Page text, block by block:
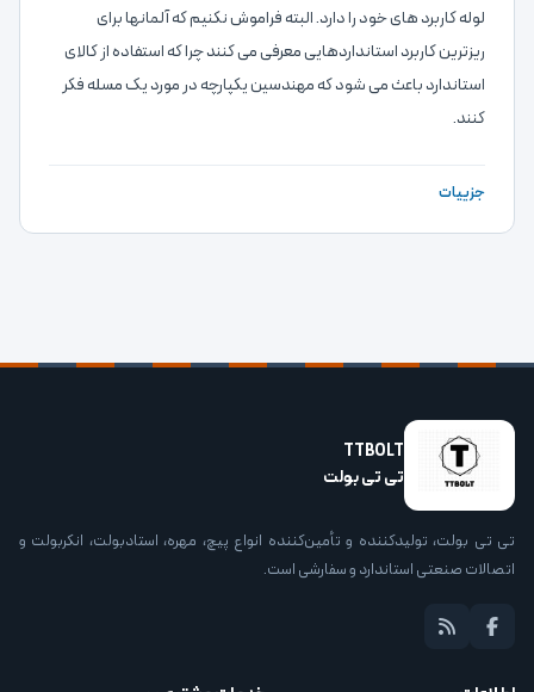
لوله کاربرد های خود را دارد. البته فراموش نکنیم که آلمانها برای
ریزترین کاربرد استانداردهایی معرفی می کنند چرا که استفاده از کالای
استاندارد باعث می شود که مهندسین یکپارچه در مورد یک مسله فکر
کنند.
جزییات
TTBOLT
تی تی بولت
تی تی بولت، تولیدکننده و تأمین‌کننده انواع پیچ، مهره، استادبولت، انکربولت و
اتصالات صنعتی استاندارد و سفارشی است.